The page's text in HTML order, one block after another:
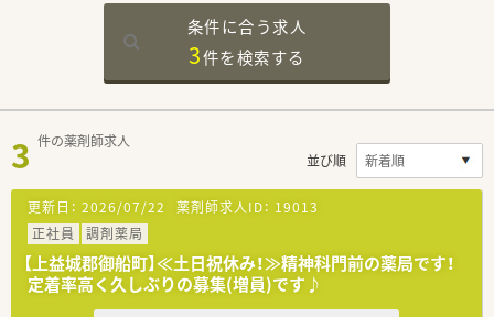
条件に合う求人
3件を検索する
3 件の薬剤師求人
並び順
更新日： 2026/07/22 薬剤師求人ID： 19013
正社員
調剤薬局
【上益城郡御船町】≪土日祝休み！≫精神科門前の薬局です！
定着率高く久しぶりの募集(増員)です♪